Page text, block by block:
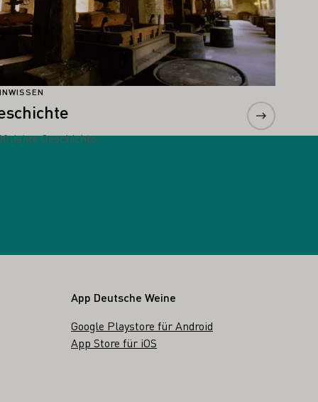
Jahre Geschichte
App Deutsche Weine
Google Playstore für Android
App Store für iOS